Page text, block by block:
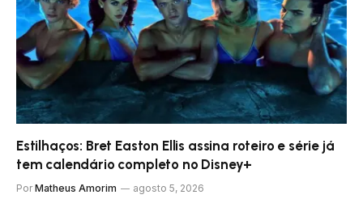
Estilhaços: Bret Easton Ellis assina roteiro e série já
tem calendário completo no Disney+
Por Matheus Amorim agosto 5, 2026